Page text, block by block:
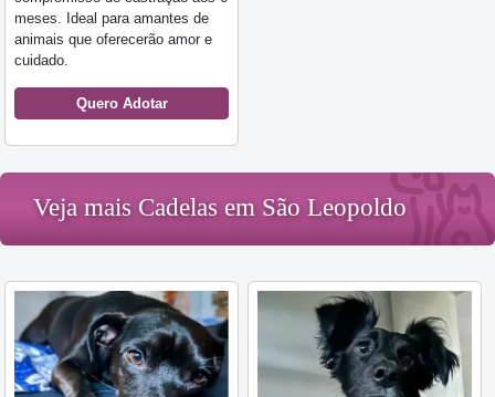
meses. Ideal para amantes de
animais que oferecerão amor e
cuidado.
Quero Adotar
Veja mais Cadelas em São Leopoldo